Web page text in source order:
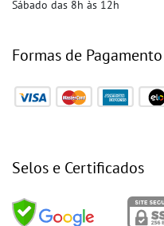
Sábado das 8h às 12h
Formas de Pagamento
Selos e Certificados